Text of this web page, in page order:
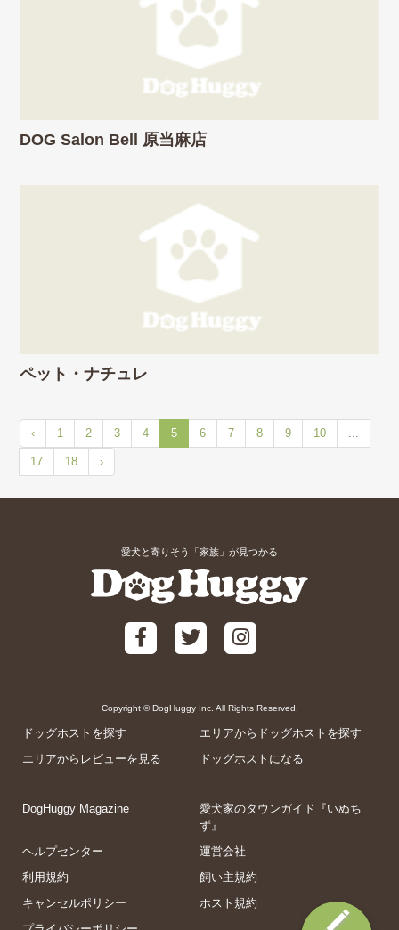
DOG Salon Bell 原当麻店
ペット・ナチュレ
‹ 1 2 3 4 5 6 7 8 9 10 ...
17 18 ›
愛犬と寄りそう「家族」が見つかる
Copyright © DogHuggy Inc. All Rights Reserved.
ドッグホストを探す
エリアからドッグホストを探す
エリアからレビューを見る
ドッグホストになる
DogHuggy Magazine
愛犬家のタウンガイド『いぬち
ず』
ヘルプセンター
運営会社
利用規約
飼い主規約
キャンセルポリシー
ホスト規約